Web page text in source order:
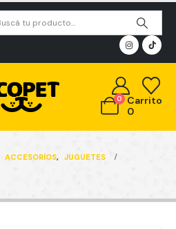
0
Carrito
0
ACCESORIOS, JUGUETES